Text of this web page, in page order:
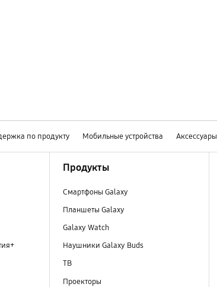
по продукту Мобильные устройства Аксессуары
Продукты
Смартфоны Galaxy
Планшеты Galaxy
Galaxy Watch
Наушники Galaxy Buds
ТВ
Проекторы